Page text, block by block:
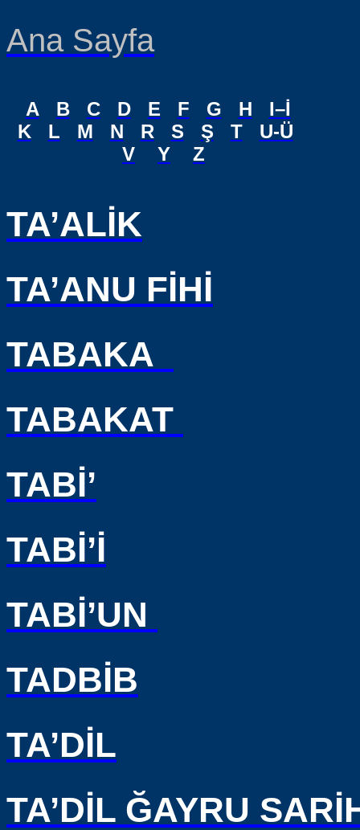
Ana Sayfa
A B C D E F G H
I–İ
K
L M N R S Ş T
U-Ü
V
Y Z
TA’ALİK
TA’ANU FİHİ
TABAKA
TABAKAT
TABİ’
TABİ’İ
TABİ’UN
TADBİB
TA’DİL
TA’DİL ĞAYRU